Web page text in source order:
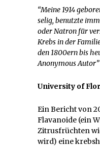
“Meine 1914
selig, benutzte
oder Natron für
Krebs in der
den 1800ern bis
Anonymous Autor”
University of
Ein Bericht von
Flavanoide (ein
Zitrusfrüchten
wird) eine